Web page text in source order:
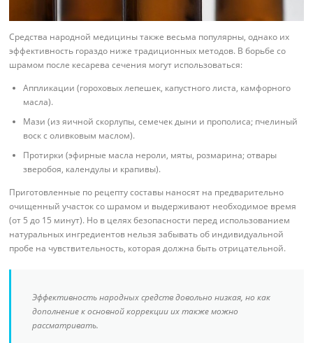
Средства народной медицины также весьма популярны, однако их
эффективность гораздо ниже традиционных методов. В борьбе со
шрамом после кесарева сечения могут использоваться:
Аппликации (гороховых лепешек, капустного листа, камфорного
масла).
Мази (из яичной скорлупы, семечек дыни и прополиса; пчелиный
воск с оливковым маслом).
Протирки (эфирные масла нероли, мяты, розмарина; отвары
зверобоя, календулы и крапивы).
Приготовленные по рецепту составы наносят на предварительно
очищенный участок со шрамом и выдерживают необходимое время
(от 5 до 15 минут). Но в целях безопасности перед использованием
натуральных ингредиентов нельзя забывать об индивидуальной
пробе на чувствительность, которая должна быть отрицательной.
Эффективность народных средств довольно низкая, но как
дополнение к основной коррекции их также можно
рассматривать.